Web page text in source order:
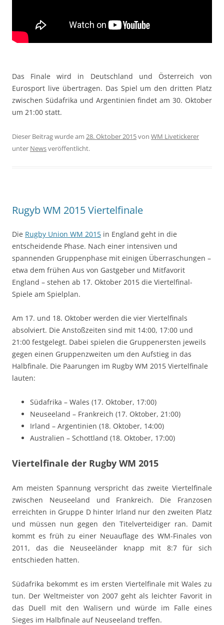
Das Finale wird in Deutschland und Österreich von
Eurosport live übertragen. Das Spiel um den dritten Platz
zwischen Südafrika und Argentinien findet am 30. Oktober
um 21:00 statt.
Dieser Beitrag wurde am 28. Oktober 2015von WM Livetickerer
unter Newsveröffentlicht.
Rugyb WM 2015 Viertelfinale
Die Rugby Union WM 2015 in England geht in die
entscheidende Phase. Nach einer intensiven und
spannenden Gruppenphase mit einigen Überraschungen –
etwa dem frühen Aus von Gastgeber und Mitfavorit
England – stehen ab 17. Oktober 2015 die Viertelfinal-
Spiele am Spielplan.
Am 17. und 18. Oktober werden die vier Viertelfinals
absolviert. Die Anstoßzeiten sind mit 14:00, 17:00 und
21:00 festgelegt. Dabei spielen die Gruppenersten jeweils
gegen einen Gruppenzweiten um den Aufstieg in das
Halbfinale. Die Paarungen im Rugby WM 2015 Viertelfinale
lauten:
Südafrika – Wales (17. Oktober, 17:00)
Neuseeland – Frankreich (17. Oktober, 21:00)
Irland – Argentinien (18. Oktober, 14:00)
Australien – Schottland (18. Oktober, 17:00)
Viertelfinale der Rugby WM 2015
Am meisten Spannung verspricht das zweite Viertelfinale
zwischen Neuseeland und Frankreich. Die Franzosen
erreichten in Gruppe D hinter Irland nur den zweiten Platz
und müssen nun gegen den Titelverteidiger ran. Damit
kommt es früh zu einer Neuauflage des WM-Finales von
2011, das die Neuseeländer knapp mit 8:7 für sich
entschieden hatten.
Südafrika bekommt es im ersten Viertelfinale mit Wales zu
tun. Der Weltmeister von 2007 geht als leichter Favorit in
das Duell mit den Walisern und würde im Falle eines
Sieges im Halbfinale auf Neuseeland treffen.